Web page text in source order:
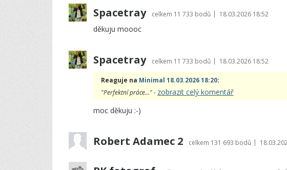
Spacetray celkem 11 733 bodů | 18.03.2026 18:52
děkuju moooc
Spacetray celkem 11 733 bodů | 18.03.2026 18:52
Reaguje na Minimal 18.03.2026 18:20:
"Perfektní práce..." - zobrazit celý komentář
moc děkuju :-)
Robert Adamec 2 celkem 131 693 bodů |